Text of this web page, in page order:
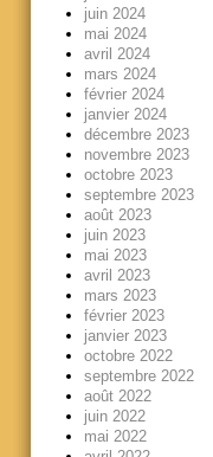
juin 2024
mai 2024
avril 2024
mars 2024
février 2024
janvier 2024
décembre 2023
novembre 2023
octobre 2023
septembre 2023
août 2023
juin 2023
mai 2023
avril 2023
mars 2023
février 2023
janvier 2023
octobre 2022
septembre 2022
août 2022
juin 2022
mai 2022